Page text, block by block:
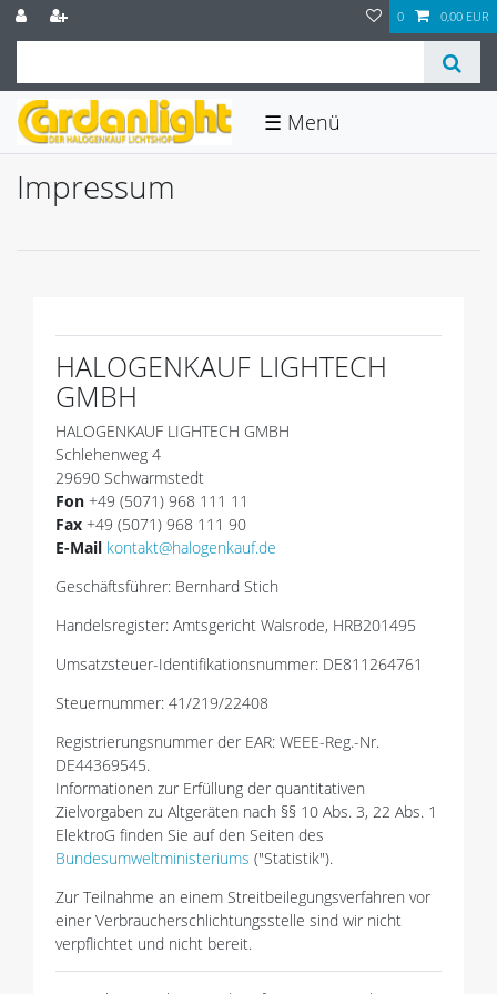
0 0,00 EUR
☰
Impressum
HALOGENKAUF LIGHTECH
GMBH
HALOGENKAUF LIGHTECH GMBH
Schlehenweg 4
29690 Schwarmstedt
Fon +49 (5071) 968 111 11
Fax +49 (5071) 968 111 90
E-Mail kontakt@halogenkauf.de
Geschäftsführer: Bernhard Stich
Handelsregister: Amtsgericht Walsrode, HRB201495
Umsatzsteuer-Identifikationsnummer: DE811264761
Steuernummer: 41/219/22408
Registrierungsnummer der EAR: WEEE-Reg.-Nr.
DE44369545.
Informationen zur Erfüllung der quantitativen
Zielvorgaben zu Altgeräten nach §§ 10 Abs. 3, 22 Abs. 1
ElektroG finden Sie auf den Seiten des
Bundesumweltministeriums ("Statistik").
Zur Teilnahme an einem Streitbeilegungsverfahren vor
einer Verbraucherschlichtungsstelle sind wir nicht
verpflichtet und nicht bereit.